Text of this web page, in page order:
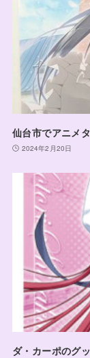
仙台市でアニメ
2024年2月20日
ダ・カーポのグ